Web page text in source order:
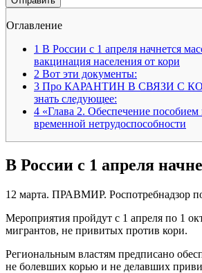
Оглавление
1 В России с 1 апреля начнется
вакцинация населения от кори
2 Вот эти документы:
3 Про КАРАНТИН В СВЯЗИ С
знать следующее:
4 «Глава 2. Обеспечение пособием
временной нетрудоспособности
В России с 1 апреля
12 марта. ПРАВМИР. Роспотребнадзор
Мероприятия пройдут с 1 апреля по 1
мигрантов, не привитых против кори.
Региональным властям предписано
не болевших корью и не делавших